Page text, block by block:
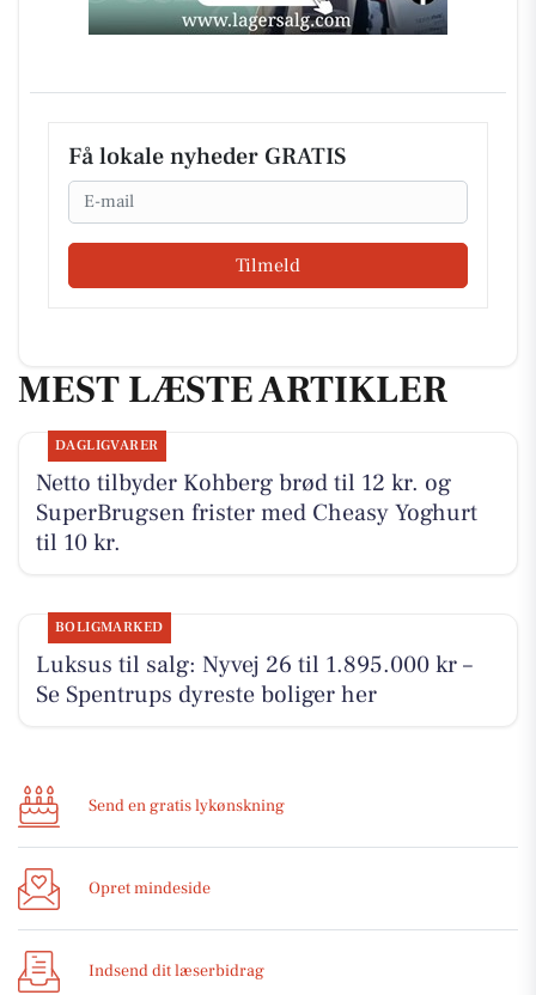
Få lokale nyheder GRATIS
Email
Tilmeld
MEST LÆSTE ARTIKLER
DAGLIGVARER
Netto tilbyder Kohberg brød til 12 kr. og
SuperBrugsen frister med Cheasy Yoghurt
til 10 kr.
BOLIGMARKED
Luksus til salg: Nyvej 26 til 1.895.000 kr –
Se Spentrups dyreste boliger her
Send en gratis lykønskning
Opret mindeside
Indsend dit læserbidrag